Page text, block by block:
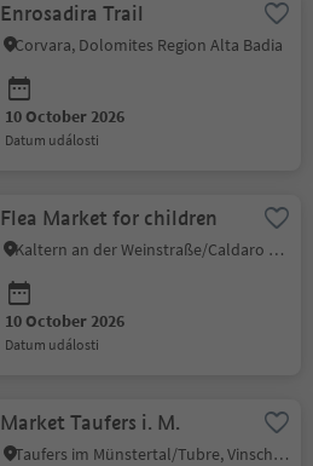
Enrosadira Trail
Corvara, Dolomites Region Alta Badia
10 October 2026
datum události
Flea Market for children
Kaltern an der Weinstraße/Caldaro sulla Strada del Vino, Alto Adige Wine Road
10 October 2026
datum události
Market Taufers i. M.
Taufers im Münstertal/Tubre, Vinschgau/Val Venosta